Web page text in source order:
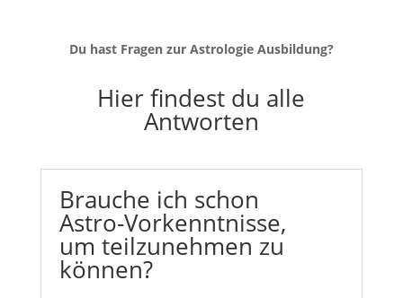
Du hast Fragen zur Astrologie Ausbildung?
Hier findest du alle
Antworten
Brauche ich schon
Astro-Vorkenntnisse,
um teilzunehmen zu
können?